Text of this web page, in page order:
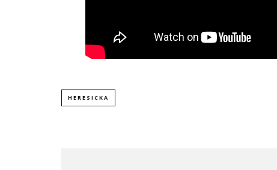
HERESICKA